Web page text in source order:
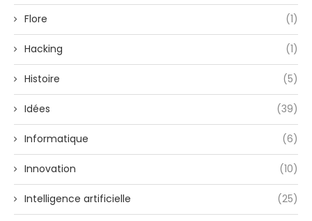
Flore (1)
Hacking (1)
Histoire (5)
Idées (39)
Informatique (6)
Innovation (10)
Intelligence artificielle (25)